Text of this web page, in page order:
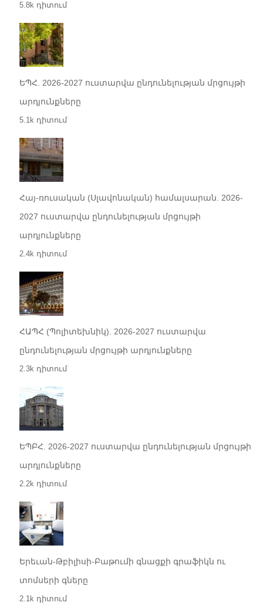
5.8k դիտում
ԵՊՀ. 2026-2027 ուստարվա ընդունելության մրցույթի
արդյունքները
5.1k դիտում
Հայ-ռուսական (Սլավոնական) համալսարան. 2026-
2027 ուստարվա ընդունելության մրցույթի
արդյունքները
2.4k դիտում
ՀԱՊՀ (Պոլիտեխնիկ). 2026-2027 ուստարվա
ընդունելության մրցույթի արդյունքները
2.3k դիտում
ԵՊԲՀ. 2026-2027 ուստարվա ընդունելության մրցույթի
արդյունքները
2.2k դիտում
Երեւան-Թբիլիսի-Բաթումի գնացքի գրաֆիկն ու
տոմսերի գները
2.1k դիտում